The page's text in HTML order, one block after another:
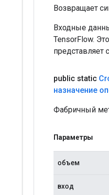
Возвращает
Входные
TensorFlow.
представляет
public static
назначение
Фабричный
Параметры
объем
вход